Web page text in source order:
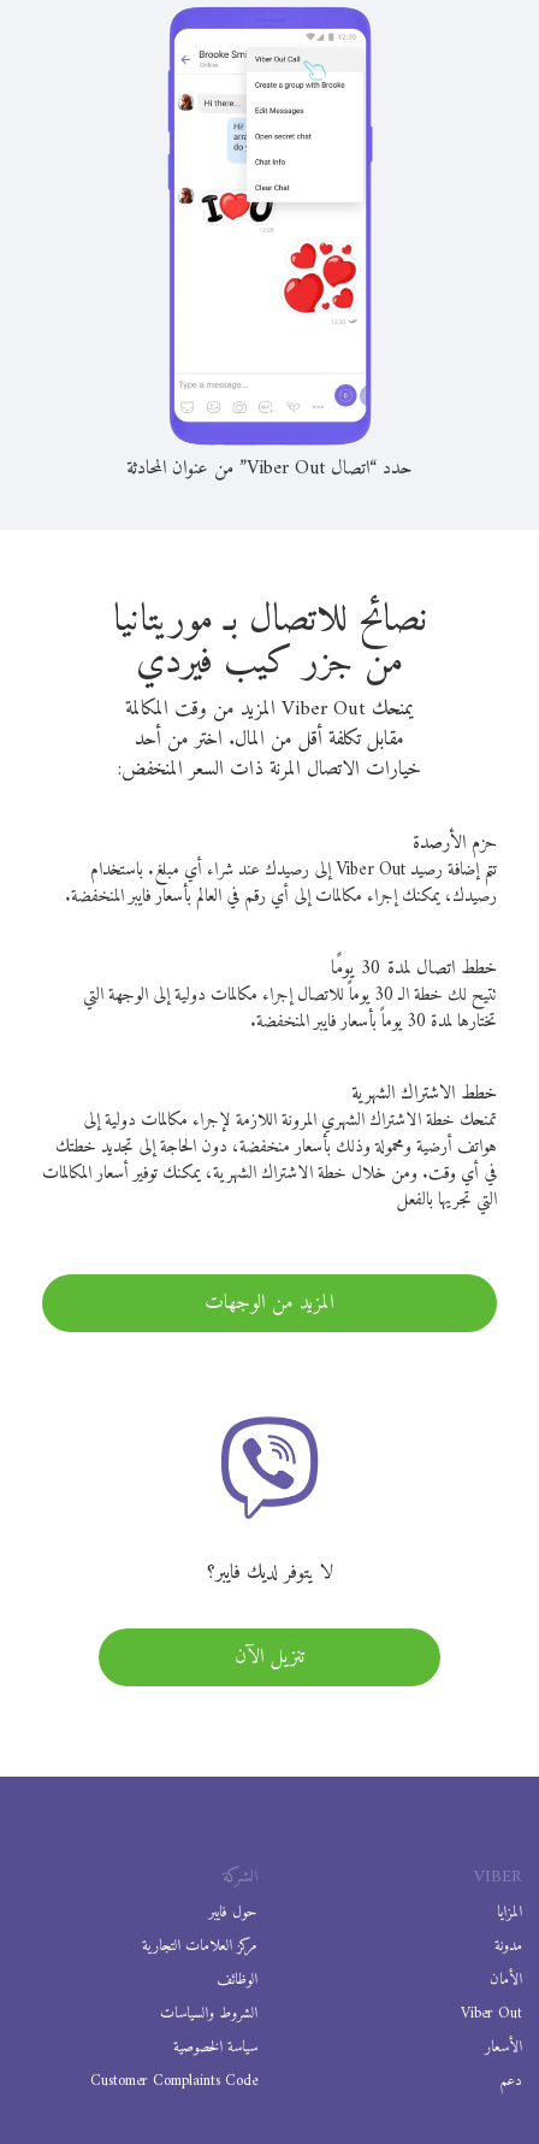
حدد “اتصال Viber Out” من عنوان المحادثة
نصائح للاتصال بـ موريتانيا
من جزر كيب فيردي
يمنحك Viber Out المزيد من وقت المكالمة
مقابل تكلفة أقل من المال. اختر من أحد
خيارات الاتصال المرنة ذات السعر المنخفض:
حزم الأرصدة
تتم إضافة رصيد Viber Out إلى رصيدك عند شراء أي مبلغ. باستخدام
رصيدك، يمكنك إجراء مكالمات إلى أي رقم في العالم بأسعار فايبر المنخفضة.
خطط اتصال لمدة 30 يومًا
تتيح لك خطة الـ 30 يوماً للاتصال إجراء مكالمات دولية إلى الوجهة التي
تختارها لمدة 30 يوماً بأسعار فايبر المنخفضة.
خطط الاشتراك الشهرية
تمنحك خطة الاشتراك الشهري المرونة اللازمة لإجراء مكالمات دولية إلى
هواتف أرضية ومحمولة وذلك بأسعار منخفضة، دون الحاجة إلى تجديد خطتك
في أي وقت. ومن خلال خطة الاشتراك الشهرية، يمكنك توفير أسعار المكالمات
التي تجريها بالفعل
المزيد من الوجهات
لا يتوفر لديك فايبر؟
تنزيل الآن
VIBER
المزايا
مدونة
الأمان
Viber Out
الأسعار
دعم
الشركة
حول فايبر
مركز العلامات التجارية
الوظائف
الشروط والسياسات
سياسة الخصوصية
Customer Complaints Code